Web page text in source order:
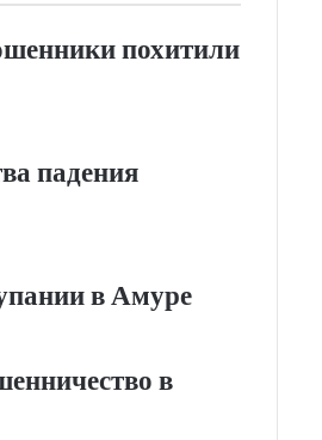
похитили
падения
в Амуре
в